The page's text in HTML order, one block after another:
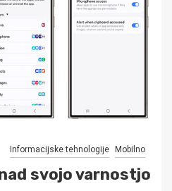
Informacijske tehnologije Mobilno
svojo varnostjo